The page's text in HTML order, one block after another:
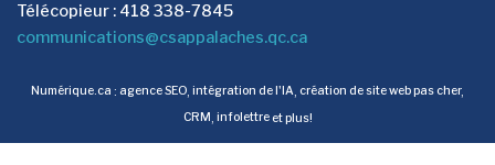
Télécopieur : 418 338-7845
communications@csappalaches.qc.ca
Numérique.ca : agence SEO intégration de l'IA création de site web pas cher,
CRM infolettreet plus!